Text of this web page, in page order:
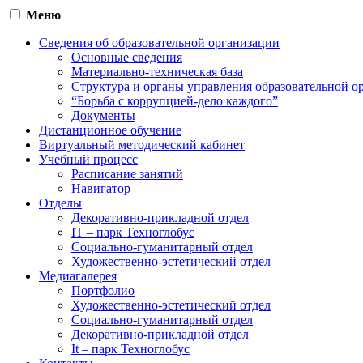
Меню
Сведения об образовательной организации
Основные сведения
Материально-техническая база
Структура и органы управления образовательной
“Борьба с коррупцией-дело каждого”
Документы
Дистанционное обучение
Виртуальный методический кабинет
Учебный процесс
Расписание занятий
Навигатор
Отделы
Декоративно-прикладной отдел
IT – парк Техноглобус
Социально-гуманитарный отдел
Художественно-эстетический отдел
Медиагалерея
Портфолио
Художественно-эстетический отдел
Социально-гуманитарный отдел
Декоративно-прикладной отдел
It – парк Техноглобус